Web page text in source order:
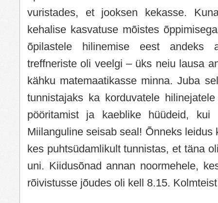
vuristades, et jooksen kekasse.
kehalise kasvatuse mõistes
õpilastele hilinemise eest andeks
treffneriste oli veelgi – üks neiu lausa
kähku matemaatikasse minna. Juba
tunnistajaks ka korduvatele
pööritamist ja kaeblike hüüdeid,
Miilanguline seisab seal! Õnneks leidus
kes puhtsüdamlikult tunnistas, et täna
uni. Kiidusõnad annan noormehele,
rõivistusse jõudes oli kell 8.15.